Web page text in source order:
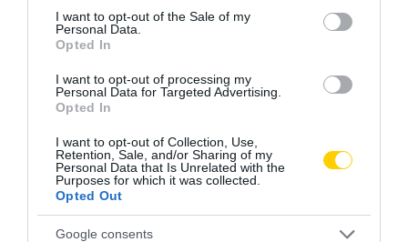
consent section.
I want to opt-out of the Sale of my
Personal Data.
Opted In
I want to opt-out of processing my
Personal Data for Targeted Advertising.
Opted In
I want to opt-out of Collection, Use,
Retention, Sale, and/or Sharing of my
Personal Data that Is Unrelated with the
Purposes for which it was collected.
Opted Out
Google consents